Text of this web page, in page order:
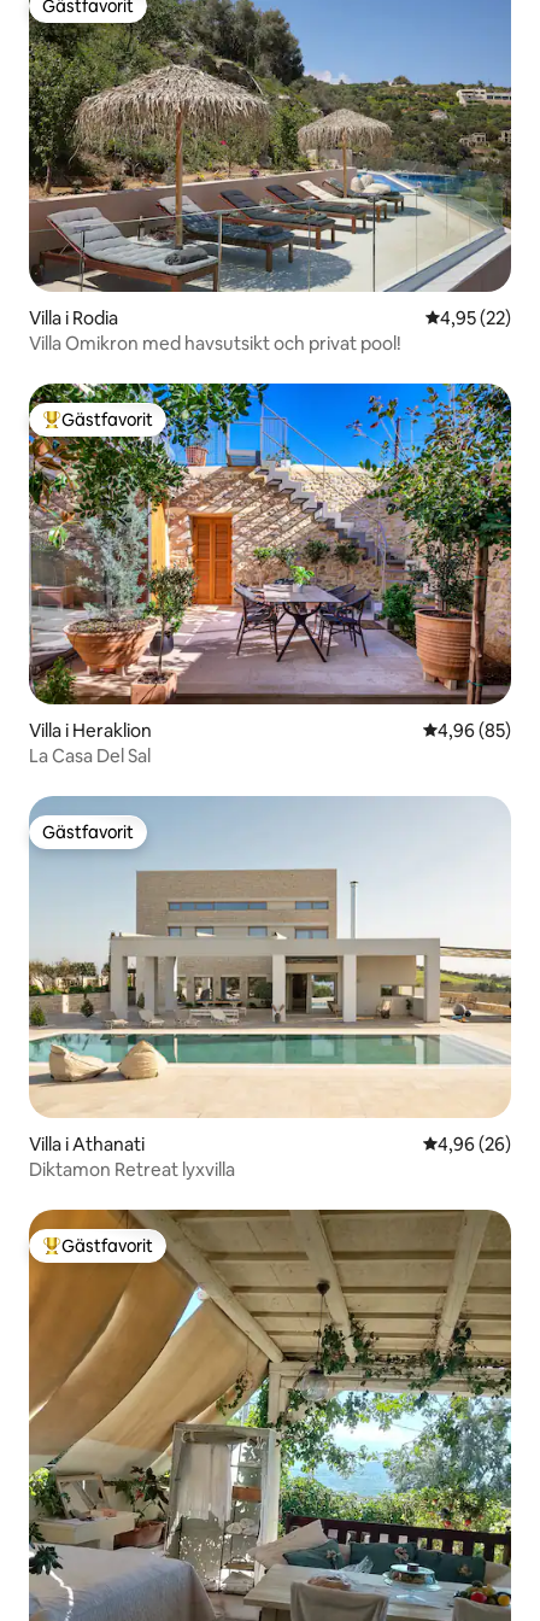
Gästfavorit
Gästfavorit
Villa i Rodia 4,95 av 5 i
4,95 (22)
Villa Omikron med havsutsikt och privat pool!
Populär gästfavorit
Gästfavorit
Villa i Heraklion 4,96 av 5 i
4,96 (85)
La Casa Del Sal
Gästfavorit
Gästfavorit
Villa i Athanati 4,96 av 5 i
4,96 (26)
Diktamon Retreat lyxvilla
Populär gästfavorit
Gästfavorit